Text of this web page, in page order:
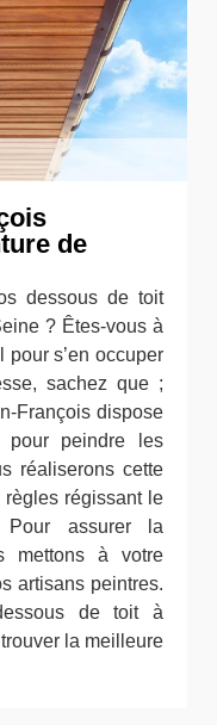
de
dessous de toit
? Êtes-vous à
pour s’en occuper
sachez que ;
François dispose
pour peindre les
réaliserons cette
règles régissant le
Pour assurer la
mettons à votre
artisans peintres.
de toit à
la meilleure